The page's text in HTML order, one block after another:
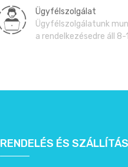
Ügyfélszolgálat
Ügyfélszolgálatunk
a rendelkezésedre áll
RENDELÉS ÉS SZÁLLÍTÁS